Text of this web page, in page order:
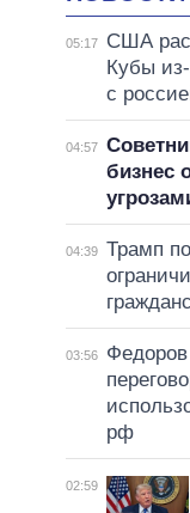
05:17
США
Кубы
с
04:57
бизнес
04:39 Трамп
03:56
Федоров
рф
02:59